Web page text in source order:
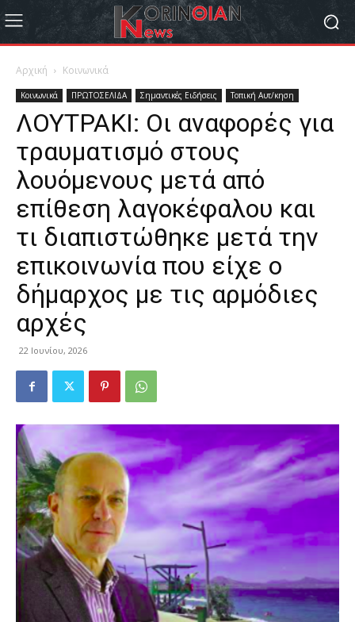
Αρχική Κοινωνικά
Κοινωνικά ΠΡΩΤΟΣΕΛΙΔΑ Σημαντικές Ειδήσεις Τοπική Αυτ/κηση
ΛΟΥΤΡΑΚΙ: Οι αναφορές για
τραυματισμό στους
λουόμενους μετά από
επίθεση λαγοκέφαλου και
τι διαπιστώθηκε μετά την
επικοινωνία που είχε ο
δήμαρχος με τις αρμόδιες
αρχές
22 Ιουνίου, 2026